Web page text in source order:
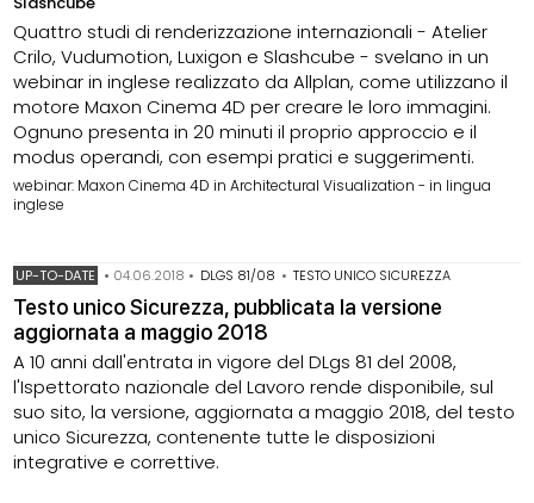
Quattro studi di renderizzazione internazionali - Atelier
Crilo, Vudumotion, Luxigon e Slashcube - svelano in un
webinar in inglese realizzato da Allplan, come utilizzano il
motore Maxon Cinema 4D per creare le loro immagini.
Ognuno presenta in 20 minuti il proprio approccio e il
modus operandi, con esempi pratici e suggerimenti.
webinar: Maxon Cinema 4D in Architectural Visualization - in lingua
inglese
UP-TO-DATE • 04.06.2018 • DLGS 81/08 • TESTO UNICO SICUREZZA
Testo unico Sicurezza, pubblicata la versione
aggiornata a maggio 2018
A 10 anni dall'entrata in vigore del DLgs 81 del 2008,
l'Ispettorato nazionale del Lavoro rende disponibile, sul
suo sito, la versione, aggiornata a maggio 2018, del testo
unico Sicurezza, contenente tutte le disposizioni
integrative e correttive.